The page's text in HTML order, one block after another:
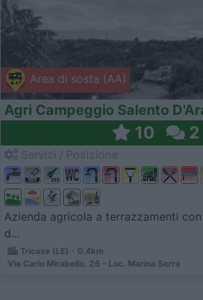
Area di sosta (AA)
Agri Campeggio Salento
10 2
Azienda agricola a terrazzamenti
d...
Tricase (LE) - 0.4km
Via Carlo Mirabello, 26 - Loc. Marina Serra